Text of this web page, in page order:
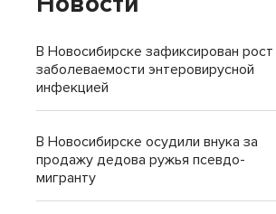
В Новосибирске зафиксирован рост
заболеваемости энтеровирусной
инфекцией
В Новосибирске осудили внука за
продажу дедова ружья псевдо-
мигранту